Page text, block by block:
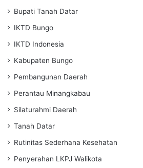
Bupati Tanah Datar
IKTD Bungo
IKTD Indonesia
Kabupaten Bungo
Pembangunan Daerah
Perantau Minangkabau
Silaturahmi Daerah
Tanah Datar
Rutinitas Sederhana Kesehatan
Penyerahan LKPJ Walikota